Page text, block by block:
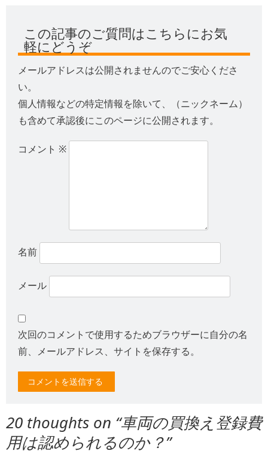
この記事のご質問はこちらにお気
軽にどうぞ
メールアドレスは公開されませんのでご安心くださ
い。
個人情報などの特定情報を除いて、（ニックネーム）
も含めて承認後にこのページに公開されます。
コメント ※
名前
メール
次回のコメントで使用するためブラウザーに自分の名
前、メールアドレス、サイトを保存する。
20 thoughts on “車両の買換え登録費
用は認められるのか？”